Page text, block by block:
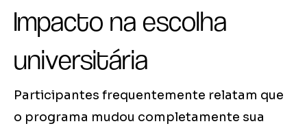
Impacto na escolha
universitária
Participantes frequentemente relatam que
o programa mudou completamente sua